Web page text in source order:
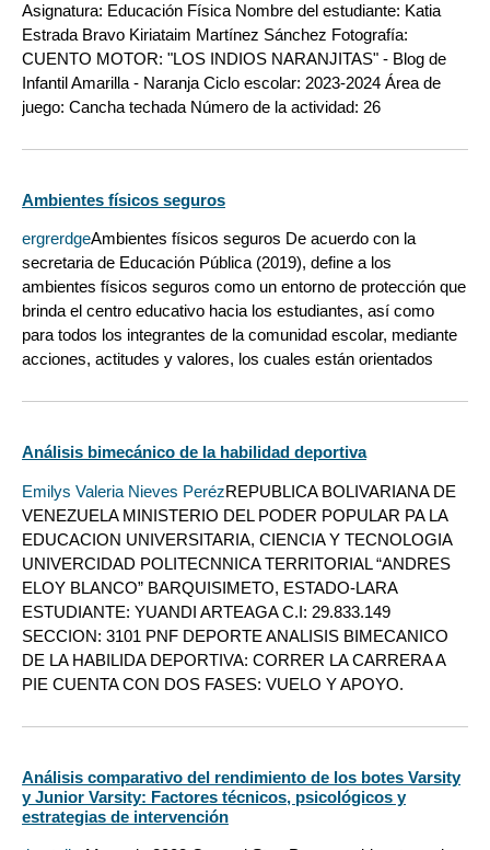
Asignatura: Educación Física Nombre del estudiante: Katia
Estrada Bravo Kiriataim Martínez Sánchez Fotografía:
CUENTO MOTOR: "LOS INDIOS NARANJITAS" - Blog de
Infantil Amarilla - Naranja Ciclo escolar: 2023-2024 Área de
juego: Cancha techada Número de la actividad: 26
Ambientes físicos seguros
ergrerdgeAmbientes físicos seguros De acuerdo con la
secretaria de Educación Pública (2019), define a los
ambientes físicos seguros como un entorno de protección que
brinda el centro educativo hacia los estudiantes, así como
para todos los integrantes de la comunidad escolar, mediante
acciones, actitudes y valores, los cuales están orientados
Análisis bimecánico de la habilidad deportiva
Emilys Valeria Nieves PerézREPUBLICA BOLIVARIANA DE
VENEZUELA MINISTERIO DEL PODER POPULAR PA LA
EDUCACION UNIVERSITARIA, CIENCIA Y TECNOLOGIA
UNIVERCIDAD POLITECNNICA TERRITORIAL “ANDRES
ELOY BLANCO” BARQUISIMETO, ESTADO-LARA
ESTUDIANTE: YUANDI ARTEAGA C.I: 29.833.149
SECCION: 3101 PNF DEPORTE ANALISIS BIMECANICO
DE LA HABILIDA DEPORTIVA: CORRER LA CARRERA A
PIE CUENTA CON DOS FASES: VUELO Y APOYO.
Análisis comparativo del rendimiento de los botes Varsity
y Junior Varsity: Factores técnicos, psicológicos y
estrategias de intervención